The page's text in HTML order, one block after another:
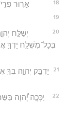
18 אָר֥וּר
19
20
יְשַׁלַּ֣ח
בְּכָל־מִשְׁלַ֥ח יָדְךָ֖
21
יַדְבֵּ֧ק יְהוָ֛ה
22
יַכְּכָ֣ה יְ֠הוָה